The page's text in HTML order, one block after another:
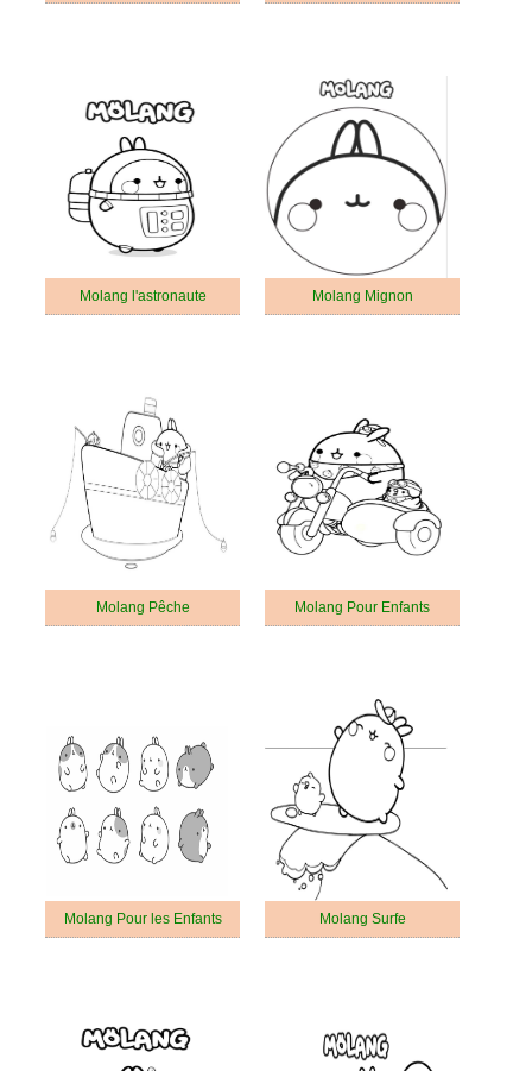
Molang l'astronaute Molang Mignon
Molang Pêche Molang Pour Enfants
Molang Pour les Enfants Molang Surfe